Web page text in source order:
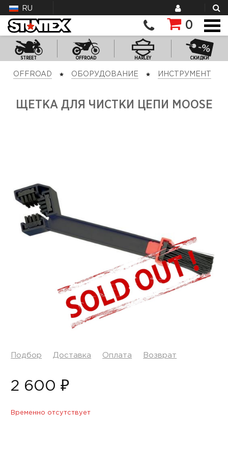
RU
0
STREET OFFROAD HARLEY СКИДКИ
OFFROAD ОБОРУДОВАНИЕ ИНСТРУМЕНТ
ЩЕТКА ДЛЯ ЧИСТКИ ЦЕПИ MOOSE
Подбор Доставка Оплата Возврат
2 600 ₽
Временно отсутствует